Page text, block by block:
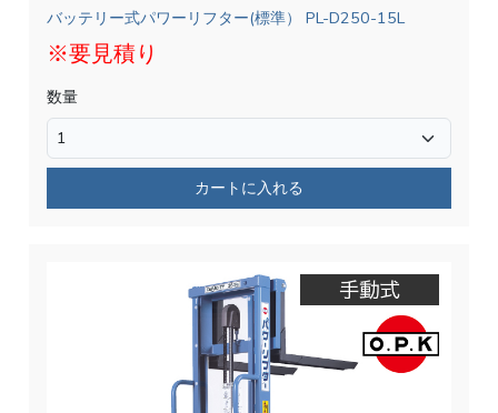
バッテリー式パワーリフター(標準） PL-D250-15L
※要見積り
数量
カートに入れる